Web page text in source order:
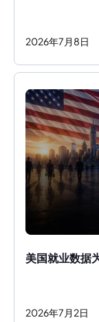
2026年7 月 8日
美国就业数据
2026年7 月 2日